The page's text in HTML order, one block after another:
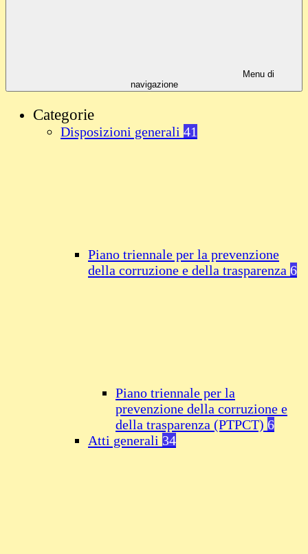
Menu di
navigazione
Categorie
Disposizioni generali 41
Piano triennale per la prevenzione
della corruzione e della trasparenza 6
Piano triennale per la
prevenzione della corruzione e
della trasparenza (PTPCT) 6
Atti generali 34